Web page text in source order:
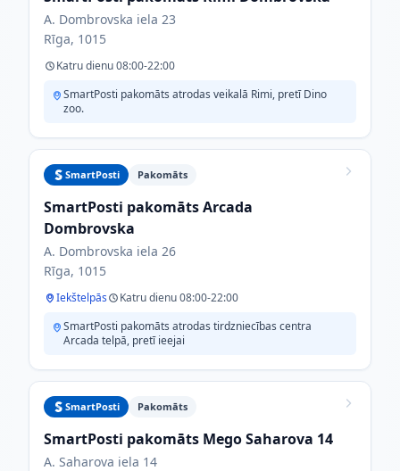
A. Dombrovska iela 23
Rīga, 1015
Katru dienu 08:00-22:00
SmartPosti pakomāts atrodas veikalā Rimi, pretī Dino
zoo.
SmartPosti Pakomāts
SmartPosti pakomāts Arcada
Dombrovska
A. Dombrovska iela 26
Rīga, 1015
Iekštelpās
Katru dienu 08:00-22:00
SmartPosti pakomāts atrodas tirdzniecības centra
Arcada telpā, pretī ieejai
SmartPosti Pakomāts
SmartPosti pakomāts Mego Saharova 14
A. Saharova iela 14